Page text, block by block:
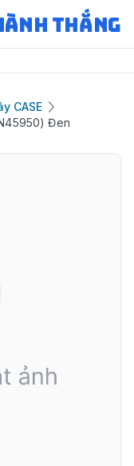
Thắng
CASE
Đen